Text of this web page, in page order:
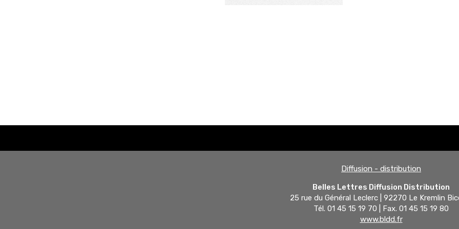
Diffusion - distribution
Belles Lettres Diffusion Distribution
25 rue du Général Leclerc | 92270 Le Kremlin
Tél. 01 45 15 19 70 | Fax. 01 45 15 19 80
www.bldd.fr